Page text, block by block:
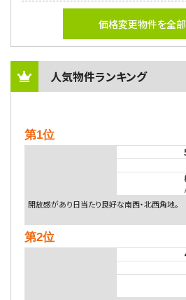
価格変更物件を全
人気物件ランキング
第1位
開放感があり日当たり良好な南西・北西角地
第2位